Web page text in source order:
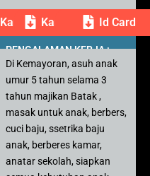
Kartu PesertaKartu PesertaId Card
PENGALAMAN KERJA :
Di Kemayoran, asuh anak
umur 5 tahun selama 3
tahun majikan Batak ,
masak untuk anak, berbers,
cuci baju, ssetrika baju
anak, berberes kamar,
anatar sekolah, siapkan